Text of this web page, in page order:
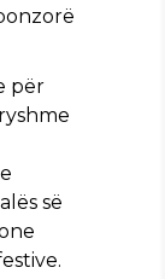
për
së